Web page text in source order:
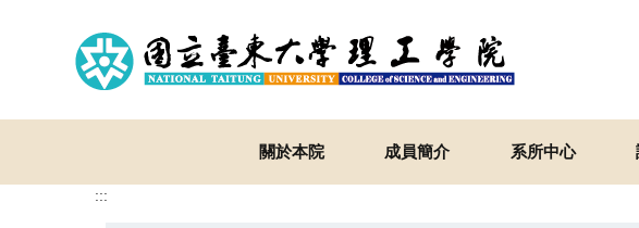
關於本院 成員簡介 系所中心
:::